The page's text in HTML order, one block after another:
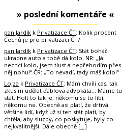
» poslední komentáře «
pan Jardík k Privatizace ČT: Kolik procent
Čechů je pro privatizaci ČT?
pan Jardík k Privatizace ČT: Stát boháči
ukradne auto a tobě dá kolo. NR: „Já
nechci kolo, jsem tlust a nepřehodím přes
něj nohu!“ ČR: „To nevadí, tady máš kolo!“
Lojza k Privatizace ČT: Mám chvíli cas, tak
zkusím udělat ďáblova advokáta... Máme tu
stát. Holt to tak je, někomu se to líbí,
někomu ne. Obecně asi platí, že drtivá
většina lidí, když už si ten stát platí, by
chtěla, aby sluzby, co poskytuje, byly co
nejkvalitnější. Dále obecně […]